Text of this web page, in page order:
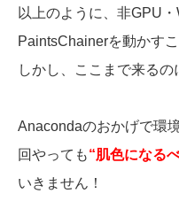
以上のように、非GPU
PaintsChainerを動かす
しかし、ここまで来る
Anacondaのおかげで環
回やっても“肌色になる
いきません！